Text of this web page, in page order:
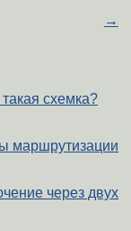
→
схемка?
маршрутизации
через двух